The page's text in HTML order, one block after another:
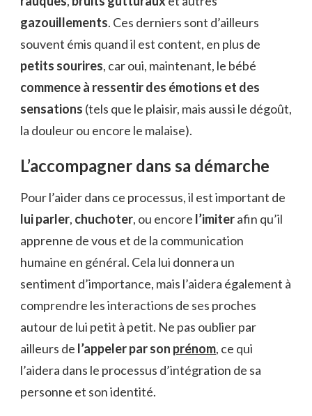
gazouillements. Ces derniers sont d’ailleurs
souvent émis quand il est content, en plus de
petits sourires, car oui, maintenant, le bébé
commence à ressentir des émotions et des
sensations (tels que le plaisir, mais aussi le dégoût,
la douleur ou encore le malaise).
L’accompagner dans sa démarche
Pour l’aider dans ce processus, il est important de
lui parler, chuchoter, ou encore l’imiterafin qu’il
apprenne de vous et de la communication
humaine en général. Cela lui donnera un
sentiment d’importance, mais l’aidera également à
comprendre les interactions de ses proches
autour de lui petit à petit. Ne pas oublier par
ailleurs de l’appeler par son prénom, ce qui
l’aidera dans le processus d’intégration de sa
personne et son identité.